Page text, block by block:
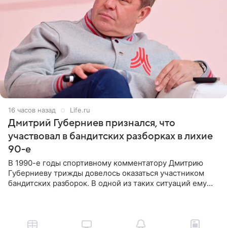
16 часов назад Life.ru
Дмитрий Губерниев признался, что
участвовал в бандитских разборках в лихие
90-е
В 1990-е годы спортивному комментатору Дмитрию
Губерниеву трижды довелось оказаться участником
бандитских разборок. В одной из таких ситуаций ему